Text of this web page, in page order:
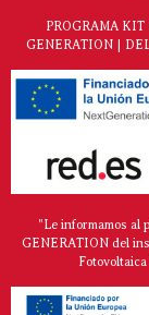
PROGRAMA
GENERATION |
"Le informamos al
GENERATION del